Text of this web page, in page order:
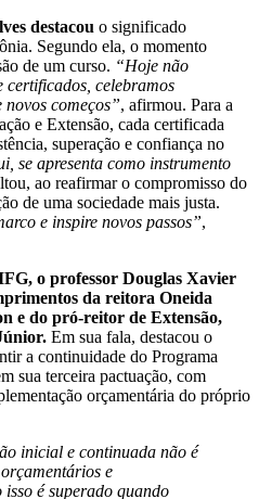
destacou o significado
Segundo ela, o momento
de um curso. “Hoje não
certificados, celebramos
começos”, afirmou. Para a
e Extensão, cada certificada
superação e confiança no
se apresenta como instrumento
ao reafirmar o compromisso do
de uma sociedade mais justa.
e inspire novos passos”,
o professor Douglas Xavier
da reitora Oneida
e do pró-reitor de Extensão,
Em sua fala, destacou o
a continuidade do Programa
sua terceira pactuação, com
orçamentária do próprio
inicial e continuada não é
e
é superado quando